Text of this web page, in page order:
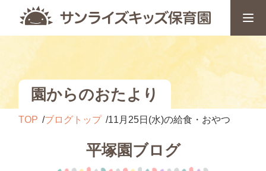
園からのおたより
TOP ブログトップ 11月25日(水)の給食・おやつ
平塚園ブログ